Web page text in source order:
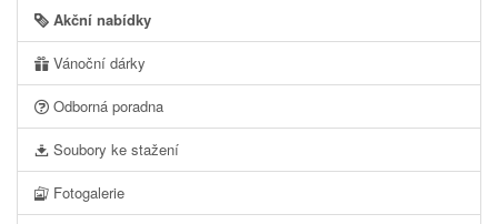
Akční nabídky
Vánoční dárky
Odborná poradna
Soubory ke stažení
Fotogalerie